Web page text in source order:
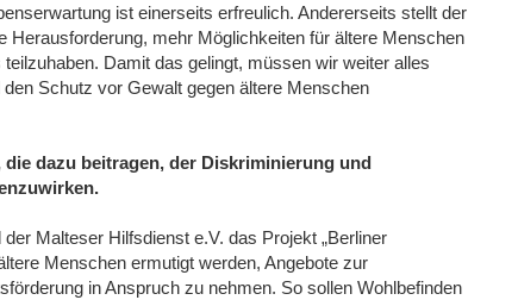
ist einerseits erfreulich. Andererseits stellt der
Herausforderung, mehr Möglichkeiten für ältere Menschen
Damit das gelingt, müssen wir weiter alles
Schutz vor Gewalt gegen ältere Menschen
dazu beitragen, der Diskriminierung und
Malteser Hilfsdienst e.V. das Projekt „Berliner
Menschen ermutigt werden, Angebote zur
in Anspruch zu nehmen. So sollen Wohlbefinden